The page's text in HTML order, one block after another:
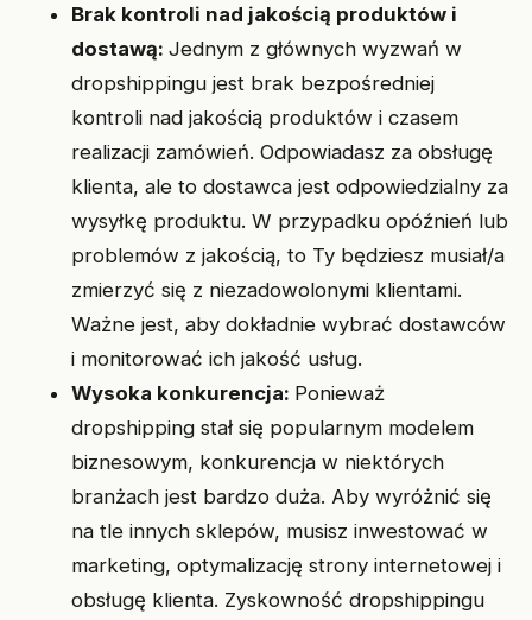
Brak kontroli nad jakością produktów i
dostawą: Jednym z głównych wyzwań w
dropshippingu jest brak bezpośredniej
kontroli nad jakością produktów i czasem
realizacji zamówień. Odpowiadasz za obsługę
klienta, ale to dostawca jest odpowiedzialny za
wysyłkę produktu. W przypadku opóźnień lub
problemów z jakością, to Ty będziesz musiał/a
zmierzyć się z niezadowolonymi klientami.
Ważne jest, aby dokładnie wybrać dostawców
i monitorować ich jakość usług.
Wysoka konkurencja: Ponieważ
dropshipping stał się popularnym modelem
biznesowym, konkurencja w niektórych
branżach jest bardzo duża. Aby wyróżnić się
na tle innych sklepów, musisz inwestować w
marketing, optymalizację strony internetowej i
obsługę klienta. Zyskowność dropshippingu